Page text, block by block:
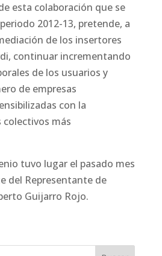
esta colaboración que se
2012-13, pretende, a
de los insertores
continuar incrementando
de los usuarios y
de empresas
con la
más
tuvo lugar el pasado mes
del Representante de
Guijarro Rojo.